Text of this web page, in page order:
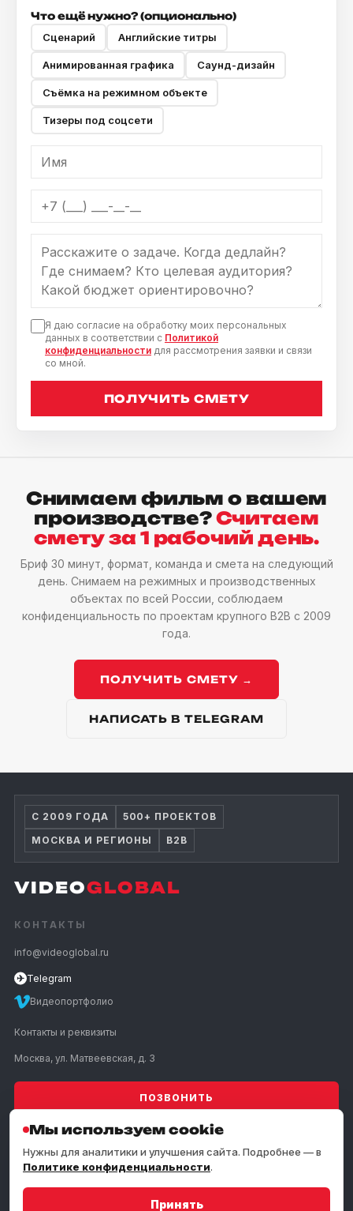
Что ещё нужно? (опционально)
Сценарий
Английские титры
Анимированная графика Саунд-дизайн
Съёмка на режимном объекте
Тизеры под соцсети
Я даю согласие на обработку моих персональных
данных в соответствии с Политикой
конфиденциальности для рассмотрения заявки и связи
со мной.
ПОЛУЧИТЬ СМЕТУ
Снимаем фильм о вашем
производстве?Считаем
смету за 1 рабочий день.
Бриф 30 минут, формат, команда и смета на следующий
день. Снимаем на режимных и производственных
объектах по всей России, соблюдаем
конфиденциальность по проектам крупного B2B с 2009
года.
ПОЛУЧИТЬ СМЕТУ →
НАПИСАТЬ В TELEGRAM
С 2009 ГОДА
500+ ПРОЕКТОВ
МОСКВА И РЕГИОНЫ
B2B
VIDEOGLOBAL
УСЛУГИ
КОНТАКТЫ
info@videoglobal.ru
✈ Telegram
Видеопортфолио
Контакты и реквизиты
Москва, ул. Матвеевская, д. 3
ПОЗВОНИТЬ
Мы используем cookie
Нужны для аналитики и улучшения сайта. Подробнее — в
Политике конфиденциальности.
Принять